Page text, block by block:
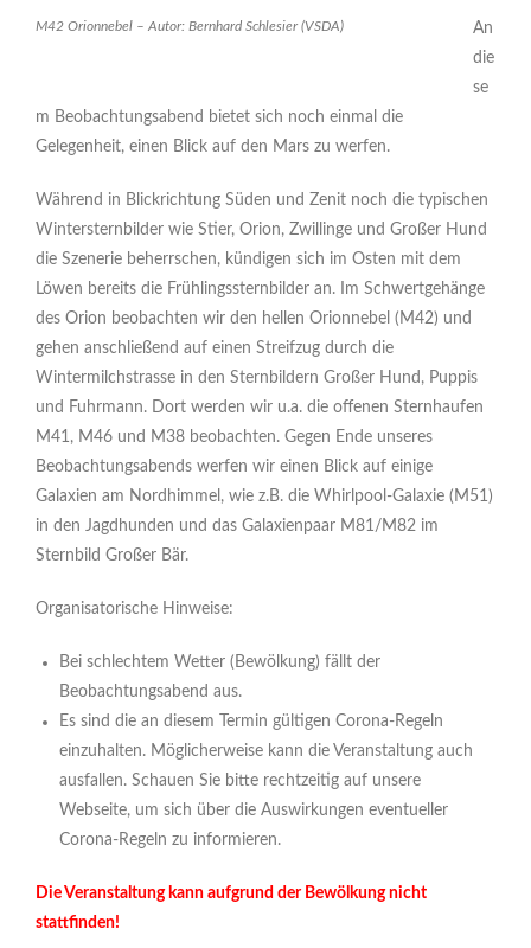
M42 Orionnebel – Autor: Bernhard Schlesier (VSDA)
An
die
se
m Beobachtungsabend bietet sich noch einmal die
Gelegenheit, einen Blick auf den Mars zu werfen.
Während in Blickrichtung Süden und Zenit noch die typischen
Wintersternbilder wie Stier, Orion, Zwillinge und Großer Hund
die Szenerie beherrschen, kündigen sich im Osten mit dem
Löwen bereits die Frühlingssternbilder an. Im Schwertgehänge
des Orion beobachten wir den hellen Orionnebel (M42) und
gehen anschließend auf einen Streifzug durch die
Wintermilchstrasse in den Sternbildern Großer Hund, Puppis
und Fuhrmann. Dort werden wir u.a. die offenen Sternhaufen
M41, M46 und M38 beobachten. Gegen Ende unseres
Beobachtungsabends werfen wir einen Blick auf einige
Galaxien am Nordhimmel, wie z.B. die Whirlpool-Galaxie (M51)
in den Jagdhunden und das Galaxienpaar M81/M82 im
Sternbild Großer Bär.
Organisatorische Hinweise:
Bei schlechtem Wetter (Bewölkung) fällt der
Beobachtungsabend aus.
Es sind die an diesem Termin gültigen Corona-Regeln
einzuhalten. Möglicherweise kann die Veranstaltung auch
ausfallen. Schauen Sie bitte rechtzeitig auf unsere
Webseite, um sich über die Auswirkungen eventueller
Corona-Regeln zu informieren.
Die Veranstaltung kann aufgrund der Bewölkung nicht
stattfinden!